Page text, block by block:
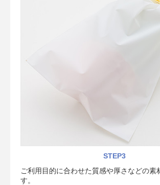
STEP3
ご利用目的に合わせた質感や厚さなどの素
す。